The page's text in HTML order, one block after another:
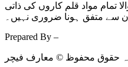
تمام مواد قلم کاروں کی ذاتی
ان سے متفق ہونا ضروری نہیں۔
Prepared By –
حقوق محفوظ © معارف فیچر